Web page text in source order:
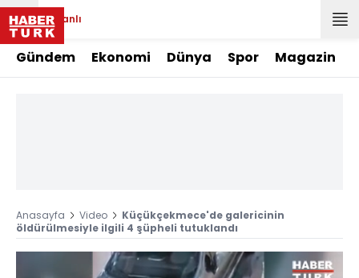
Canlı
Gündem Ekonomi Dünya Spor Magazin
Anasayfa Video
Küçükçekmece'de galericinin
öldürülmesiyle ilgili 4 şüpheli tutuklandı